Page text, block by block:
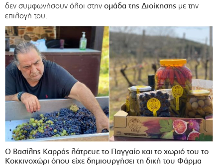
δεν συμφωνήσουν όλοι στην ομάδα της Διοίκησης με την
επιλογή του.
Ο Βασίλης Καρράς λάτρευε το Παγγαίο και το χωριό του το
Κοκκινοχώρι όπου είχε δημιουργήσει τη δική του Φάρμα